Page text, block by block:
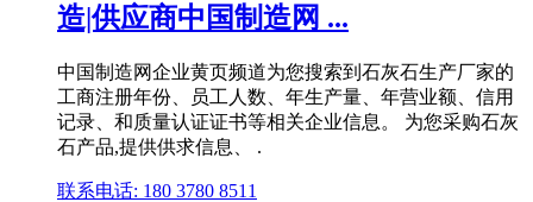
造|供应商中国制造网 ...
中国制造网企业黄页频道为您搜索到石灰石生产厂家的
工商注册年份、员工人数、年生产量、年营业额、信用
记录、和质量认证证书等相关企业信息。 为您采购石灰
石产品,提供供求信息、 .
联系电话: 180 3780 8511